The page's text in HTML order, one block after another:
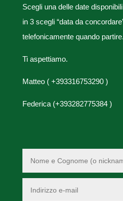
Scegli una delle date
in 3 scegli “data da
telefonicamente quando partire.
Ti aspettiamo.
Matteo ( +393316753290 )
Federica (+393282775384 )